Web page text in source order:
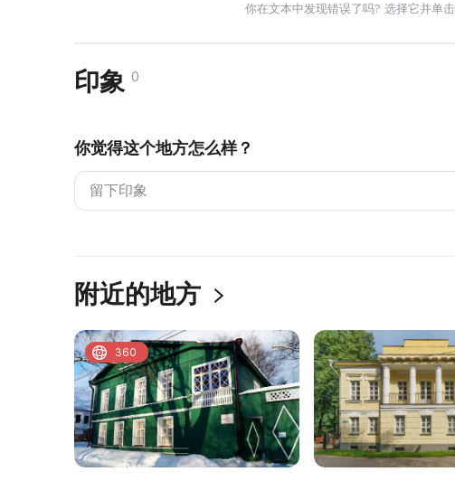
你在文本中发现错误了吗? 选择它并单击
印象 0
你觉得这个地方怎么样？
附近的地方
360